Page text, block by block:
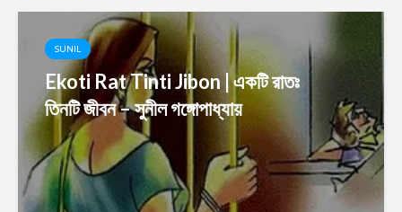
SUNIL
Ekoti Rat Tinti Jibon | একটি রাতঃ
তিনটি জীবন – সুনীল গঙ্গোপাধ্যায়